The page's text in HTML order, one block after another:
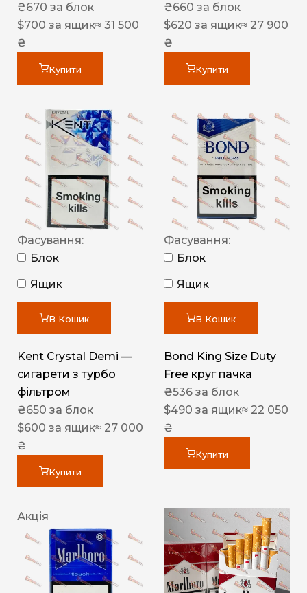
₴670 за блок
$700 за ящик≈ 31 500
₴
Купити
₴660 за блок
$620 за ящик≈ 27 900
₴
Купити
Фасування:
Блок
Ящик
В Кошик
Kent Crystal Demi —
сигарети з турбо
фільтром
₴650 за блок
$600 за ящик≈ 27 000
₴
Купити
Фасування:
Блок
Ящик
В Кошик
Bond King Size Duty
Free круг пачка
₴536 за блок
$490 за ящик≈ 22 050
₴
Купити
Акція